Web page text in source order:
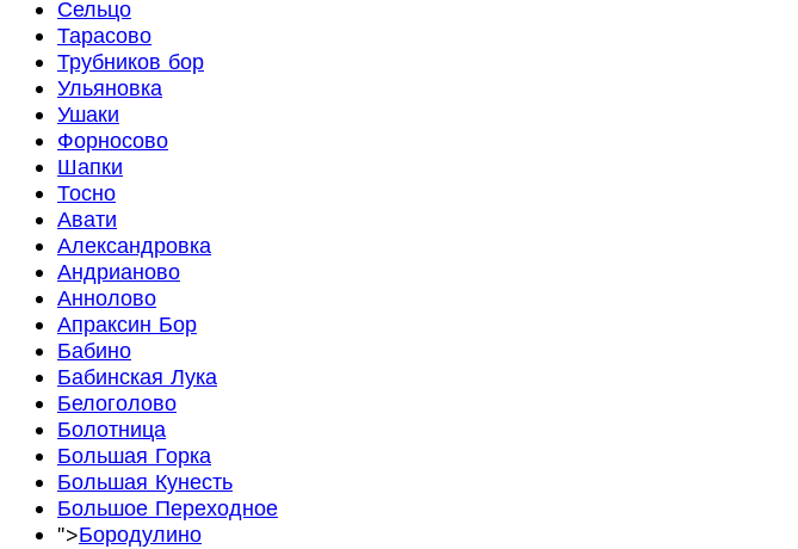
Сельцо
Тарасово
Трубников бор
Ульяновка
Ушаки
Форносово
Шапки
Тосно
Авати
Александровка
Андрианово
Аннолово
Апраксин Бор
Бабино
Бабинская Лука
Белоголово
Болотница
Большая Горка
Большая Кунесть
Большое Переходное
">Бородулино